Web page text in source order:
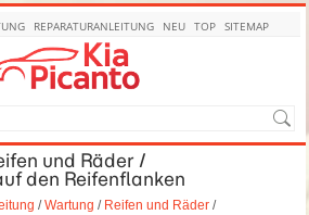
REPARATURANLEITUNG NEU TOP SITEMAP
und Räder /
den Reifenflanken
/Wartung / Reifen und Räder /